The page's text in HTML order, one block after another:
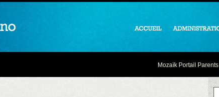
Mozaïk Portail Parents